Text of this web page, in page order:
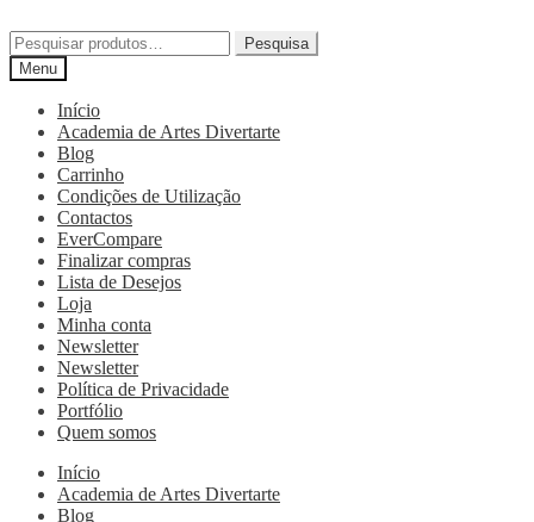
Pesquisa
Menu
Início
Academia de Artes Divertarte
Blog
Carrinho
Condições de Utilização
Contactos
EverCompare
Finalizar compras
Lista de Desejos
Loja
Minha conta
Newsletter
Newsletter
Política de Privacidade
Portfólio
Quem somos
Início
Academia de Artes Divertarte
Blog